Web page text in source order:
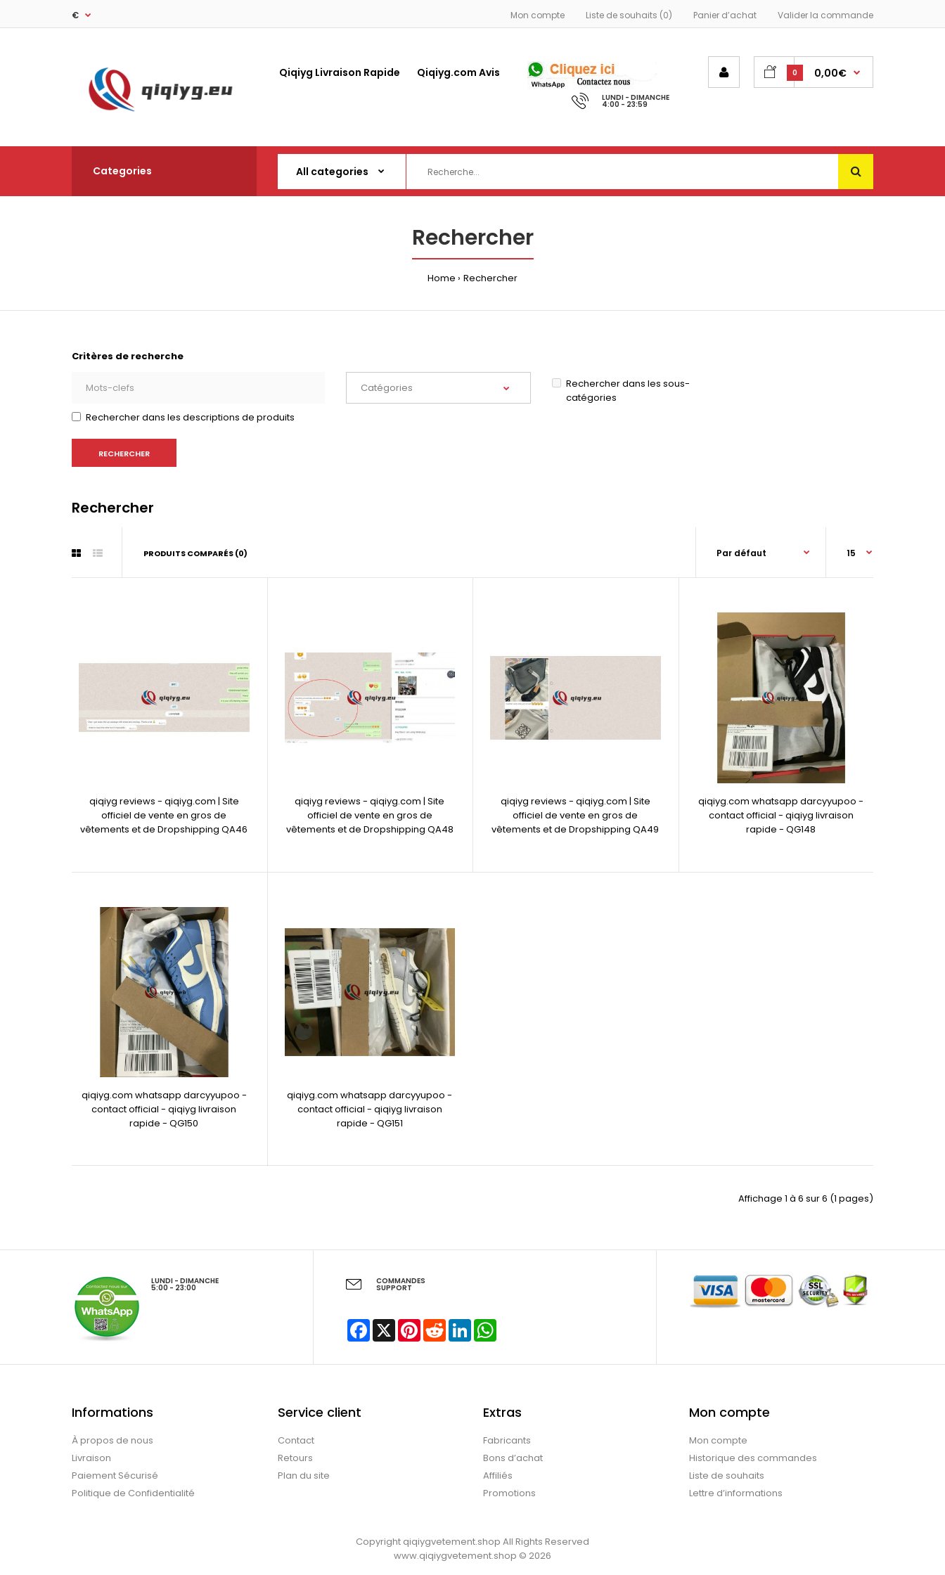
Mon compte Liste de souhaits (0) Panier d’achat Valider la commande
€
Qiqiyg Livraison Rapide Qiqiyg.com Avis
LUNDI - DIMANCHE
4:00 - 23:59
0 0,00€
Categories
Rechercher
Home Rechercher
Critères de recherche
Rechercher dans les sous-
catégories
Rechercher dans les descriptions de produits
Rechercher
PRODUITS COMPARÉS (0)
qiqiyg reviews - qiqiyg.com | Site
officiel de vente en gros de
vêtements et de Dropshipping QA46
qiqiyg reviews - qiqiyg.com | Site
officiel de vente en gros de
vêtements et de Dropshipping QA48
qiqiyg reviews - qiqiyg.com | Site
officiel de vente en gros de
vêtements et de Dropshipping QA49
qiqiyg.com whatsapp darcyyupoo -
contact official - qiqiyg livraison
rapide - QG148
qiqiyg.com whatsapp darcyyupoo -
contact official - qiqiyg livraison
rapide - QG150
qiqiyg.com whatsapp darcyyupoo -
contact official - qiqiyg livraison
rapide - QG151
Affichage 1 à 6 sur 6 (1 pages)
LUNDI - DIMANCHE
5:00 - 23:00
COMMANDES
SUPPORT
Facebook
X PinterestRedditLinkedIn
Informations
À propos de nous
Livraison
Paiement Sécurisé
Politique de Confidentialité
Service client
Contact
Retours
Plan du site
Extras
Fabricants
Bons d’achat
Affiliés
Promotions
Mon compte
Mon compte
Historique des commandes
Liste de souhaits
Lettre d’informations
Copyright qiqiygvetement.shop All Rights Reserved
www.qiqiygvetement.shop © 2026